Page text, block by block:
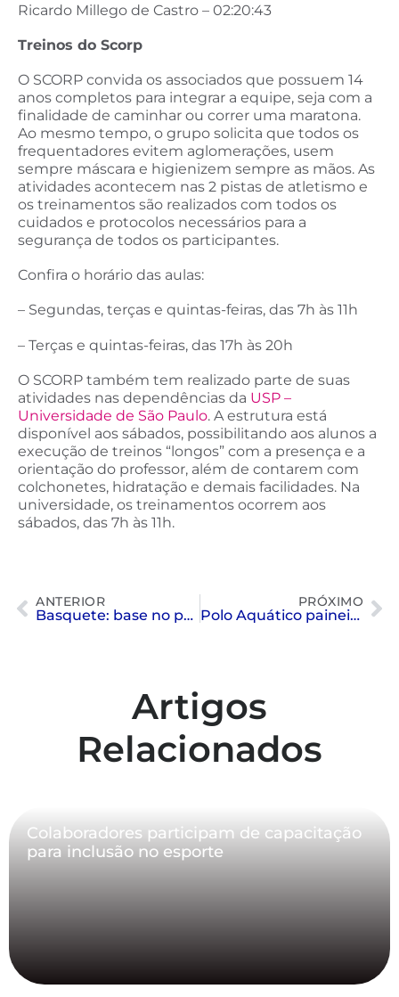
Ricardo Millego de Castro – 02:20:43
Treinos do Scorp
O SCORP convida os associados que possuem 14
anos completos para integrar a equipe, seja com a
finalidade de caminhar ou correr uma maratona.
Ao mesmo tempo, o grupo solicita que todos os
frequentadores evitem aglomerações, usem
sempre máscara e higienizem sempre as mãos. As
atividades acontecem nas 2 pistas de atletismo e
os treinamentos são realizados com todos os
cuidados e protocolos necessários para a
segurança de todos os participantes.
Confira o horário das aulas:
– Segundas, terças e quintas-feiras, das 7h às 11h
– Terças e quintas-feiras, das 17h às 20h
O SCORP também tem realizado parte de suas
atividades nas dependências da USP –
Universidade de São Paulo. A estrutura está
disponível aos sábados, possibilitando aos alunos a
execução de treinos “longos” com a presença e a
orientação do professor, além de contarem com
colchonetes, hidratação e demais facilidades. Na
universidade, os treinamentos ocorrem aos
sábados, das 7h às 11h.
ANTERIOR
Basquete: base no pódio da Copa Sindi Clube
PRÓXIMO
Polo Aquático paineirense é Bicampeão brasileiro sub-16 dentro de casa
Artigos
Relacionados
Colaboradores participam de capacitação
para inclusão no esporte